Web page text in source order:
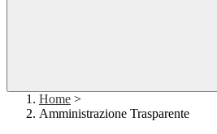
Home >
Amministrazione Trasparente